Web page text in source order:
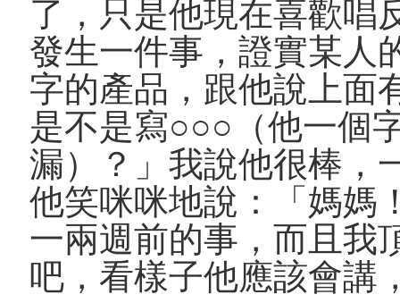
了，只是他現在喜歡唱
發生一件事，證實某人
字的產品，跟他說上面
是不是寫○○○（他一個
漏）？」我說他很棒，
他笑咪咪地說：「媽媽
一兩週前的事，而且我
吧，看樣子他應該會講